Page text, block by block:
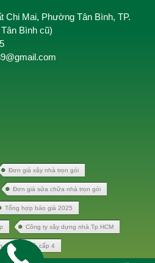
Chi Mai, Phường Tân Bình, TP.
Bình cũ)
Đơn giá xây nhà trọn gói
Đơn giá sửa chữa nhà trọn gói
Tổng hợp báo giá 2025
Công ty xây dựng nhà Tp HCM
giá xây nhà cấp 4